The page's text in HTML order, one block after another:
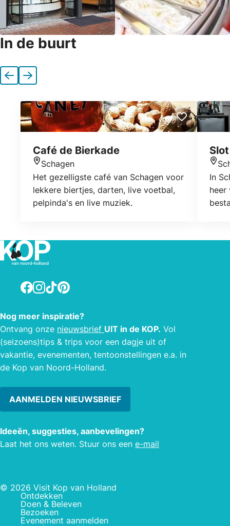
In de buurt
VorigeVolgende
Café de Bierkade
Locatie
Schagen
Het gezelligste café van Schagen voor
lekkere biertjes, darten, live voetbal,
pelpinda's en live muziek.
In
heer
Facebook
Instagram
TikTokPinterest
Nog meer inspiratie?
Ontvang onze nieuwsbrief UIT in de KOP. Vol
(seizoens)tips & trips voor een dagje uit of
vakantie, evenementen, tentoonstellingen e.a. in
de Kop van Noord-Holland.
AANMELDEN NIEUWSBRIEF
Ideeën, suggesties, aanbevelingen?
Laat het ons weten. Stuur ons een e-mail
© 2026 Visit Kop van Holland
Ontdekken
Doen & Beleven
Bezoeken
Evenement aanmelden